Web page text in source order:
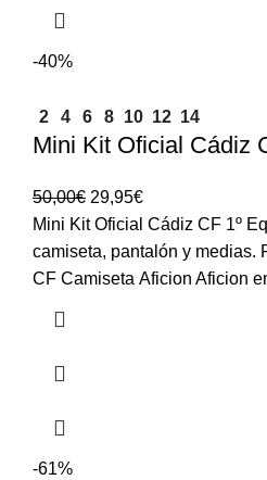
-40%
2 4 6 8 10 12 14
Mini Kit Oficial Cádiz
50,00€ 29,95€
Mini Kit Oficial Cádiz CF 1º
camiseta, pantalón y medias.
CF Camiseta Aficion Aficion
-61%